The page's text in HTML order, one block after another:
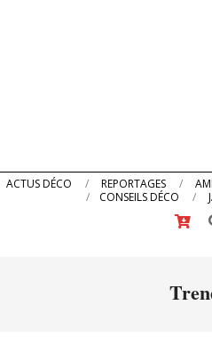
Primary
ACTUS DÉCO REPORTAGES
CONSEILS DÉCO